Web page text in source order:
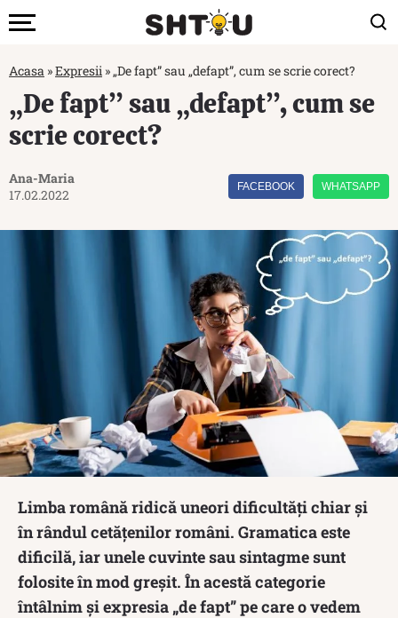
Acasa »Expresii »„De fapt” sau „defapt”, cum se scrie corect?
„De fapt” sau „defapt”, cum se
scrie corect?
Ana-Maria
17.02.2022
FACEBOOK WHATSAPP
Limba română ridică uneori dificultăți chiar și
în rândul cetățenilor români. Gramatica este
dificilă, iar unele cuvinte sau sintagme sunt
folosite în mod greșit. În acestă categorie
întâlnim și expresia „de fapt” pe care o vedem